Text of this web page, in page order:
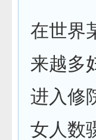
在世界
来越多
进入修
女人数